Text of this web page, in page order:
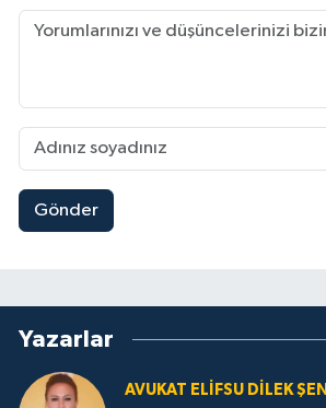
Gönder
Yazarlar
AVUKAT ELIFSU DILEK ŞEN